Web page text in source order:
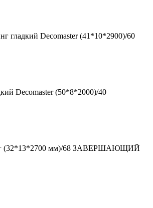
гладкий Decomaster (41*10*2900)/60
Decomaster (50*8*2000)/40
(32*13*2700 мм)/68 ЗАВЕРШАЮЩИЙ